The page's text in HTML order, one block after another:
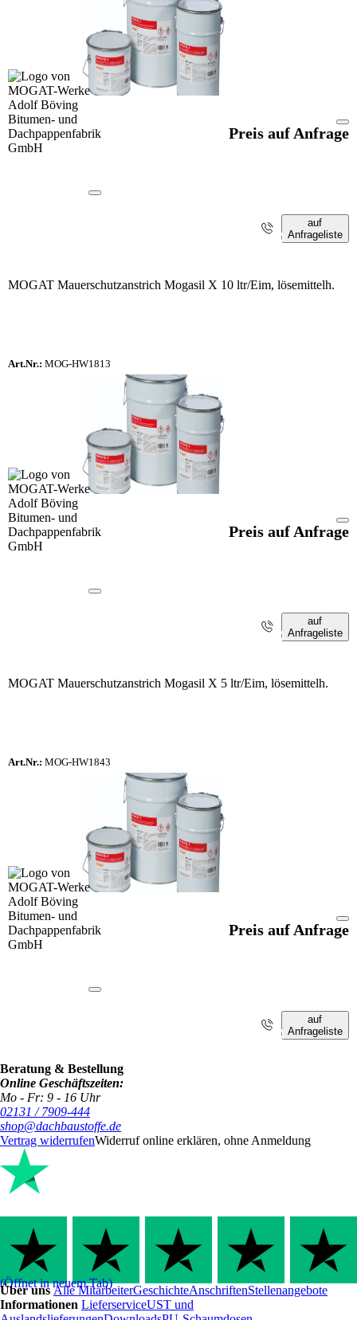
auf
Anfrageliste
Preis auf Anfrage
MOGAT Mauerschutzanstrich Mogasil X 10 ltr/Eim, lösemittelh.
Art.Nr.: MOG-HW1813
auf
Anfrageliste
Preis auf Anfrage
MOGAT Mauerschutzanstrich Mogasil X 5 ltr/Eim, lösemittelh.
Art.Nr.: MOG-HW1843
auf
Anfrageliste
Preis auf Anfrage
Beratung & Bestellung
Online Geschäftszeiten:
Mo - Fr: 9 - 16 Uhr
02131 / 7909-444
shop@dachbaustoffe.de
Vertrag widerrufenWiderruf online erklären, ohne Anmeldung
(Öffnet in neuem Tab)
Über unsAlle MitarbeiterGeschichteAnschriftenStellenangebote
Informationen LieferserviceUST und